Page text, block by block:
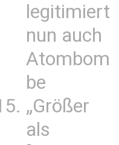
legitimiert
nun auch
Atombom
be
„Größer
als